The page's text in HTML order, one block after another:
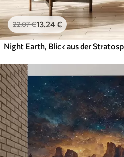
22.07€13 .24€
Night Earth, Blick aus der